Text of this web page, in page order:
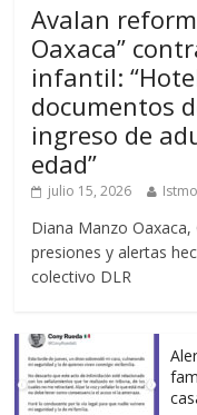
Avalan
Oaxaca”
infantil:
documentos
ingreso de
edad”
julio 15, 2026
Diana Manzo Oaxaca,
presiones y alertas
colectivo DLR